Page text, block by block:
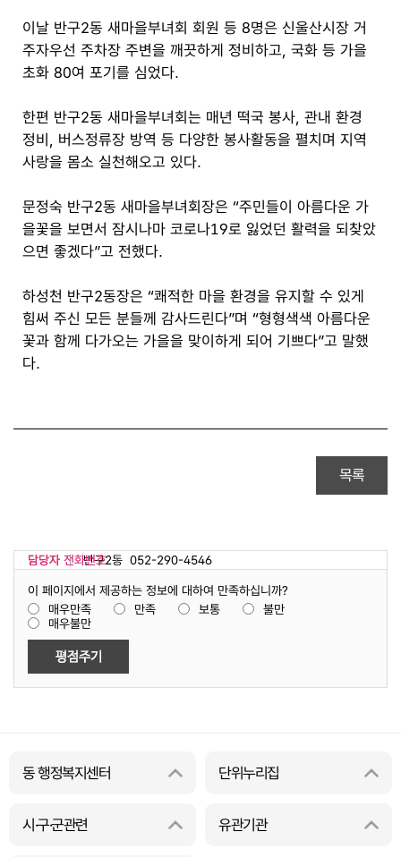
이날 반구2동 새마을부녀회 회원 등 8명은 신울산시장 거
주자우선 주차장 주변을 깨끗하게 정비하고, 국화 등 가을
초화 80여 포기를 심었다.
한편 반구2동 새마을부녀회는 매년 떡국 봉사, 관내 환경
정비, 버스정류장 방역 등 다양한 봉사활동을 펼치며 지역
사랑을 몸소 실천해오고 있다.
문정숙 반구2동 새마을부녀회장은 “주민들이 아름다운 가
을꽃을 보면서 잠시나마 코로나19로 잃었던 활력을 되찾았
으면 좋겠다”고 전했다.
하성천 반구2동장은 “쾌적한 마을 환경을 유지할 수 있게
힘써 주신 모든 분들께 감사드린다”며 “형형색색 아름다운
꽃과 함께 다가오는 가을을 맞이하게 되어 기쁘다”고 말했
다.
목록
담당자 반구2동
담당자 전화번호 052-290-4546
이 페이지에서 제공하는 정보에 대하여 만족하십니까?
매우만족
만족 보통
불만
매우불만
동 행정복지센터 단위누리집
시·구·군관련 유관기관